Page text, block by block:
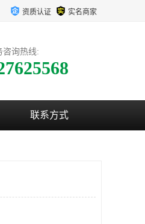
资质认证 实名商家
咨询热线:
联系方式